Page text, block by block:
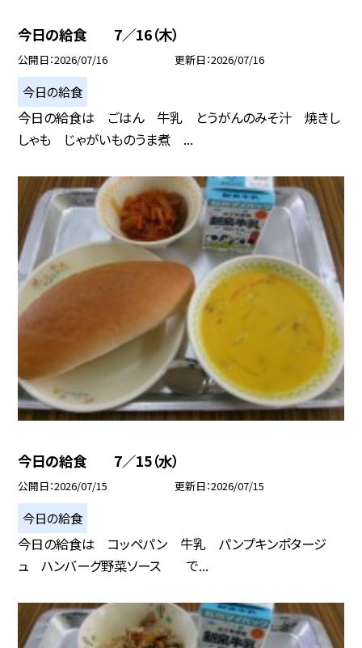
今日の給食 7／16（木）
公開日 2026/07/16 更新日 2026/07/16
今日の給食
今日の給食は ごはん 牛乳 とうがんのみそ汁 焼きし
しゃも じゃがいものうま煮 ...
今日の給食 7／15（水）
公開日 2026/07/15 更新日 2026/07/15
今日の給食
今日の給食は コッペパン 牛乳 パンプキンポタージ
ュ ハンバーグ野菜ソース で...